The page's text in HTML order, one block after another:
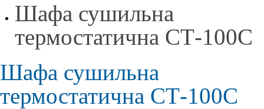
Шафа сушильна
термостатична СТ-100С
Шафа сушильна
термостатична СТ-100С